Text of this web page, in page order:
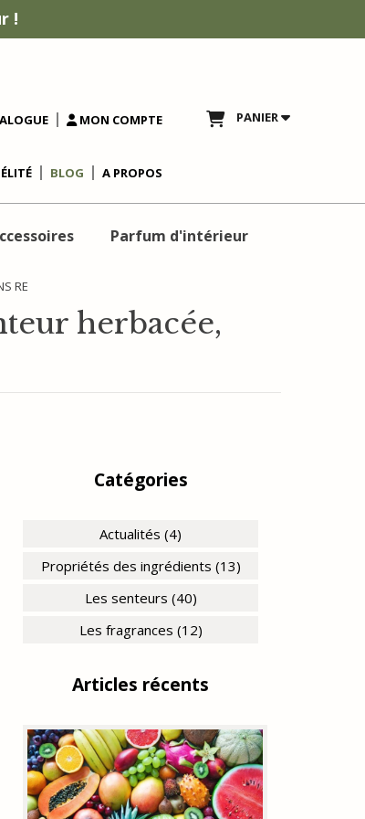
!
MON COMPTE
BLOG A PROPOS
PANIER
Parfum d'intérieur
RE
herbacée,
Catégories
Actualités (4)
Propriétés des ingrédients (13)
Les senteurs (40)
Les fragrances (12)
Articles récents